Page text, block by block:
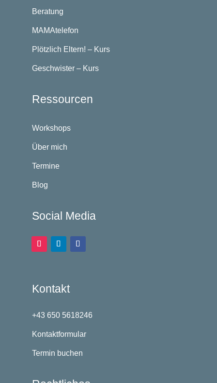
Beratung
MAMAtelefon
Plötzlich Eltern! – Kurs
Geschwister – Kurs
Ressourcen
Workshops
Über mich
Termine
Blog
Social Media
Kontakt
+43 650 5618246
Kontaktformular
Termin buchen